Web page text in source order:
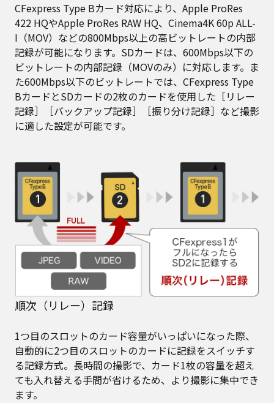
CFexpress Type Bカード対応により、Apple ProRes
422 HQやApple ProRes RAW HQ、Cinema4K 60p ALL-
I（MOV）などの800Mbps以上の高ビットレートの内部
記録が可能になります。SDカードは、600Mbps以下の
ビットレートの内部記録（MOVのみ）に対応します。ま
た600Mbps以下のビットレートでは、CFexpress Type
BカードとSDカードの2枚のカードを使用した［リレー
記録］［バックアップ記録］［振り分け記録］など撮影
に適した設定が可能です。
順次（リレー）記録
1つ目のスロットのカード容量がいっぱいになった際、
自動的に2つ目のスロットのカードに記録をスイッチす
る記録方式。長時間の撮影で、カード1枚の容量を超え
ても入れ替える手間が省けるため、より撮影に集中でき
ます。